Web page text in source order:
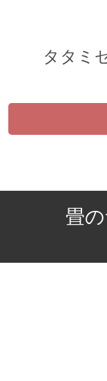
タタミ
畳